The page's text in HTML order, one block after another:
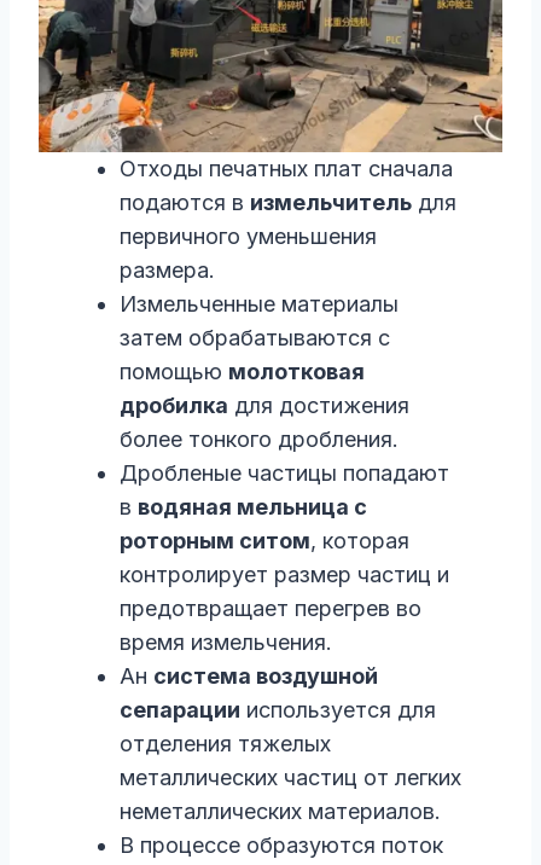
Отходы печатных плат сначала
подаются в измельчительдля
первичного уменьшения
размера.
Измельченные материалы
затем обрабатываются с
помощью молотковая
дробилка для достижения
более тонкого дробления.
Дробленые частицы попадают
в водяная мельница с
роторным ситом, которая
контролирует размер частиц и
предотвращает перегрев во
время измельчения.
Ан система воздушной
сепарации используется для
отделения тяжелых
металлических частиц от легких
неметаллических материалов.
В процессе образуются поток